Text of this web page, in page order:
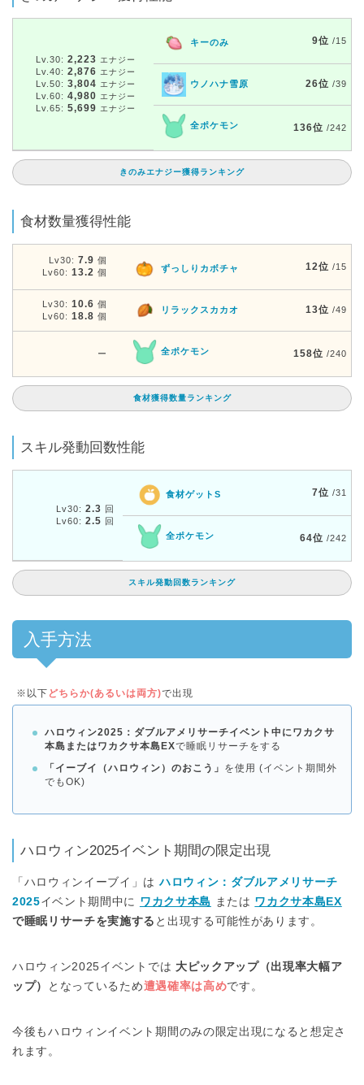
Lv.30: 2,223 エナジー
Lv.40: 2,876 エナジー
Lv.50: 3,804 エナジー
Lv.60: 4,980 エナジー
Lv.65: 5,699 エナジー
キーのみ 9位 /15
ウノハナ雪原 26位 /39
全ポケモン 136位 /242
きのみエナジー獲得ランキング
食材数量獲得性能
Lv30: 7.9 個
Lv60: 13.2 個 ずっしりカボチャ 12位 /15
Lv30: 10.6 個
Lv60: 18.8 個
リラックスカカオ 13位 /49
ー 全ポケモン 158位 /240
食材獲得数量ランキング
スキル発動回数性能
Lv30: 2.3 回
Lv60: 2.5 回
食材ゲットS 7位 /31
全ポケモン 64位 /242
スキル発動回数ランキング
入手方法
※以下 どちらか(あるいは両方)で出現
ハロウィン2025：ダブルアメリサーチイベント中にワカクサ
本島またはワカクサ本島EXで睡眠リサーチをする
「イーブイ（ハロウィン）のおこう」 を使用 (イベント期間外
でもOK)
ハロウィン2025イベント期間の限定出現
「ハロウィンイーブイ」はハロウィン：ダブルアメリサーチ
2025イベント期間中に ワカクサ本島 または ワカクサ本島EX
で睡眠リサーチを実施する と出現する可能性があります。
ハロウィン2025イベントでは 大ピックアップ（出現率大幅ア
ップ）
となっているため遭遇確率は高めです。
今後もハロウィンイベント期間のみの限定出現になると想定さ
れます。